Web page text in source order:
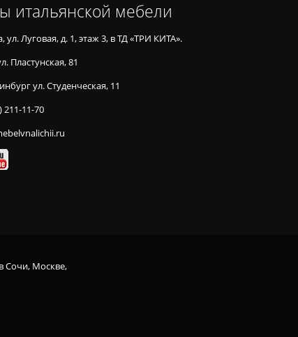
итальянской мебели
ул. Луговая, д. 1, этаж 3, в ТД «ТРИ КИТА».
Пластунская, 81
ул. Студенческая, 11
211-11-70
Сочи, Москве,